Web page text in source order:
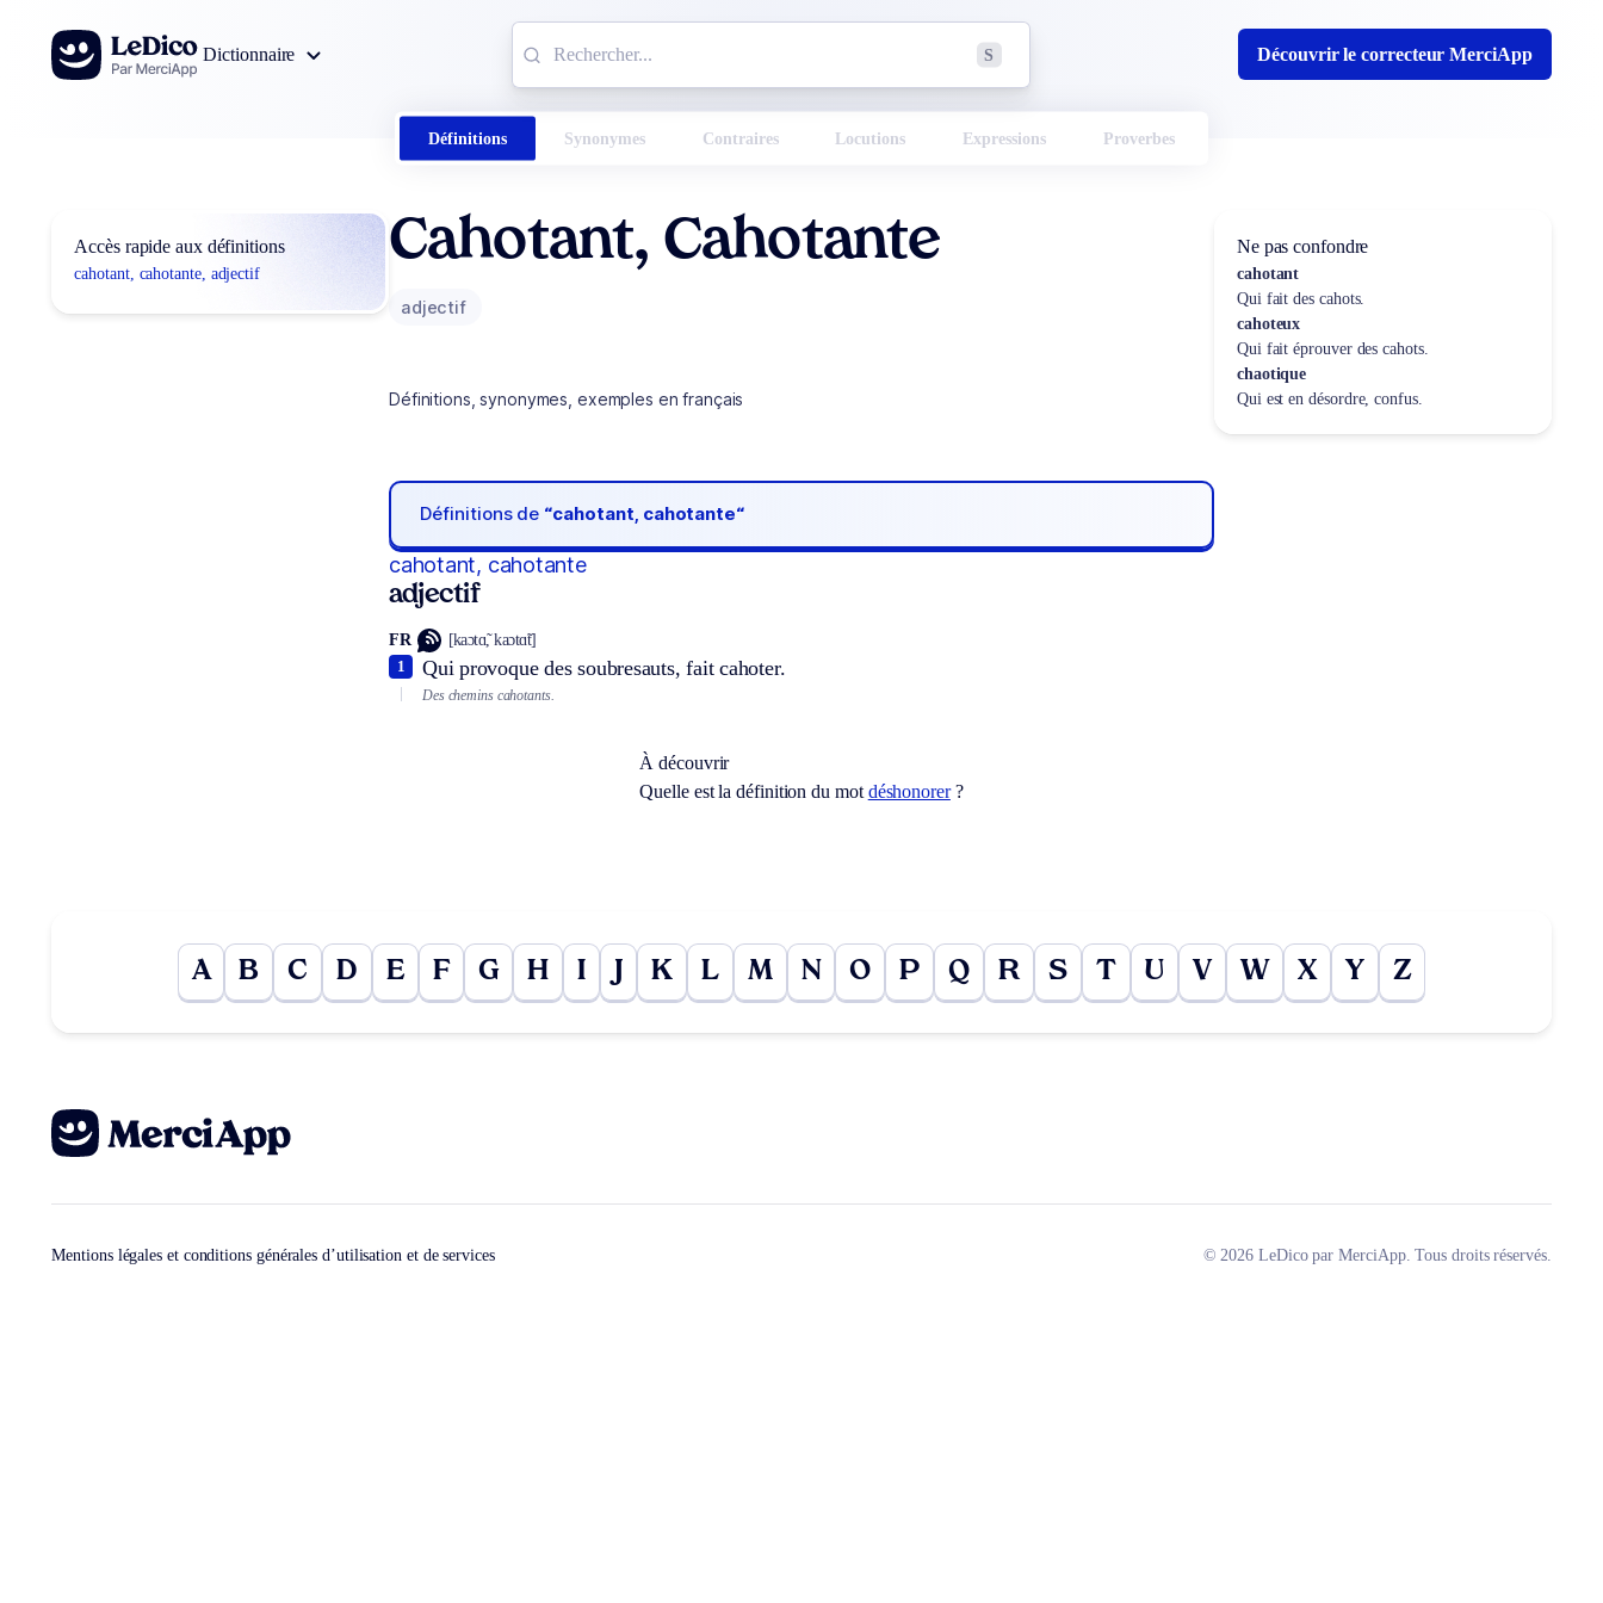
Aller au contenu
Dictionnaire
S Découvrir le correcteur MerciApp
Définitions Synonymes Contraires Locutions Expressions Proverbes
Accès rapide aux définitions
cahotant, cahotante, adjectif
Cahotant, Cahotante
adjectif
Définitions, synonymes, exemples en français
Définitions de “cahotant, cahotante“
cahotant, cahotante
adjectif
FR [kaɔtɑ̃, kaɔtɑ̃t]
Qui provoque des soubresauts, fait cahoter.
1
Des chemins cahotants.
À découvrir
Quelle est la définition du mot déshonorer?
Ne pas confondre
cahotant
Qui fait des cahots.
cahoteux
Qui fait éprouver des cahots.
chaotique
Qui est en désordre, confus.
A B C D E F G H I J K L M N O P Q R S T U V W X Y Z
Mentions légales et conditions générales d’utilisation et de services © 2026 LeDico par MerciApp. Tous droits réservés.